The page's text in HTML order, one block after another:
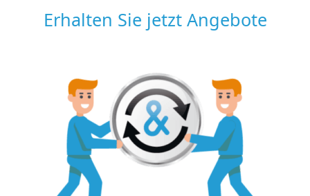
Erhalten Sie jetzt Angebote